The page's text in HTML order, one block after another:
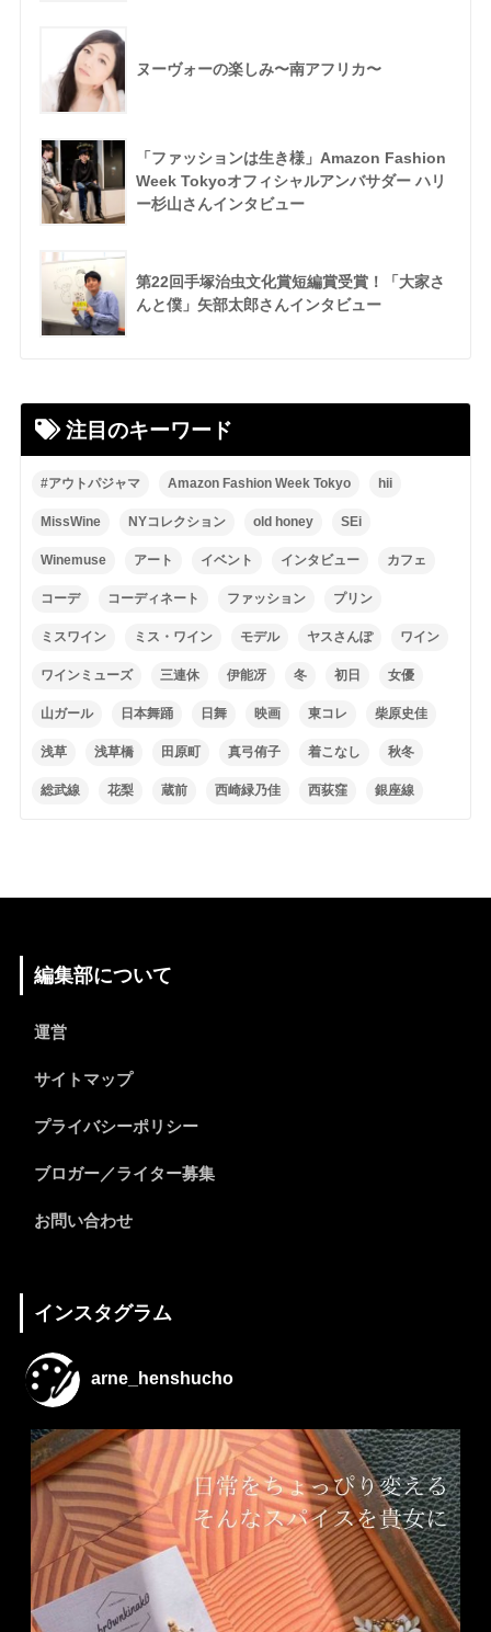
ヌーヴォーの楽しみ〜南アフリカ〜
「ファッションは生き様」Amazon Fashion
Week Tokyoオフィシャルアンバサダー ハリ
ー杉山さんインタビュー
第22回手塚治虫文化賞短編賞受賞！「大家さ
んと僕」矢部太郎さんインタビュー
注目のキーワード
#アウトパジャマ Amazon Fashion Week Tokyo hii
MissWine NYコレクション old honey SEi
Winemuse アート イベント インタビュー カフェ
コーデ コーディネート ファッション プリン
ミスワイン ミス・ワイン モデル ヤスさんぽ ワイン
ワインミューズ 三連休 伊能冴 冬 初日 女優
山ガール 日本舞踊 日舞 映画 東コレ 柴原史佳
浅草 浅草橋 田原町 真弓侑子 着こなし 秋冬
総武線 花梨 蔵前 西崎緑乃佳 西荻窪 銀座線
編集部について
運営
サイトマップ
プライバシーポリシー
ブロガー／ライター募集
お問い合わせ
インスタグラム
arne_henshucho